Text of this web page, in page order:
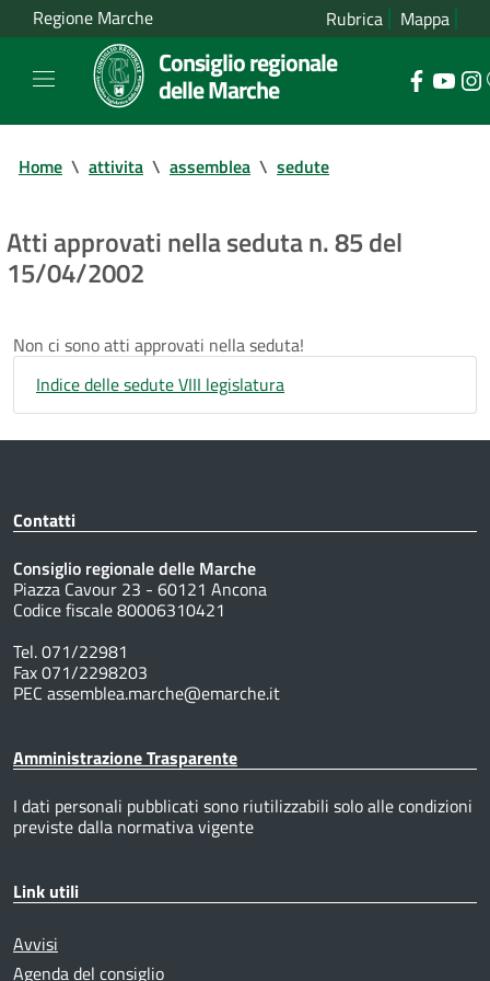
Regione Marche Rubrica Mappa
Consiglio regionale
delle Marche
Home \ attivita \ assemblea \ sedute
Atti approvati nella seduta n. 85 del
15/04/2002
Non ci sono atti approvati nella seduta!
Indice delle sedute VIII legislatura
Contatti
Consiglio regionale delle Marche
Piazza Cavour 23 - 60121 Ancona
Codice fiscale 80006310421
Tel. 071/22981
Fax 071/2298203
PEC assemblea.marche@emarche.it
Amministrazione Trasparente
I dati personali pubblicati sono riutilizzabili solo alle condizioni
previste dalla normativa vigente
Link utili
Avvisi
Agenda del consiglio